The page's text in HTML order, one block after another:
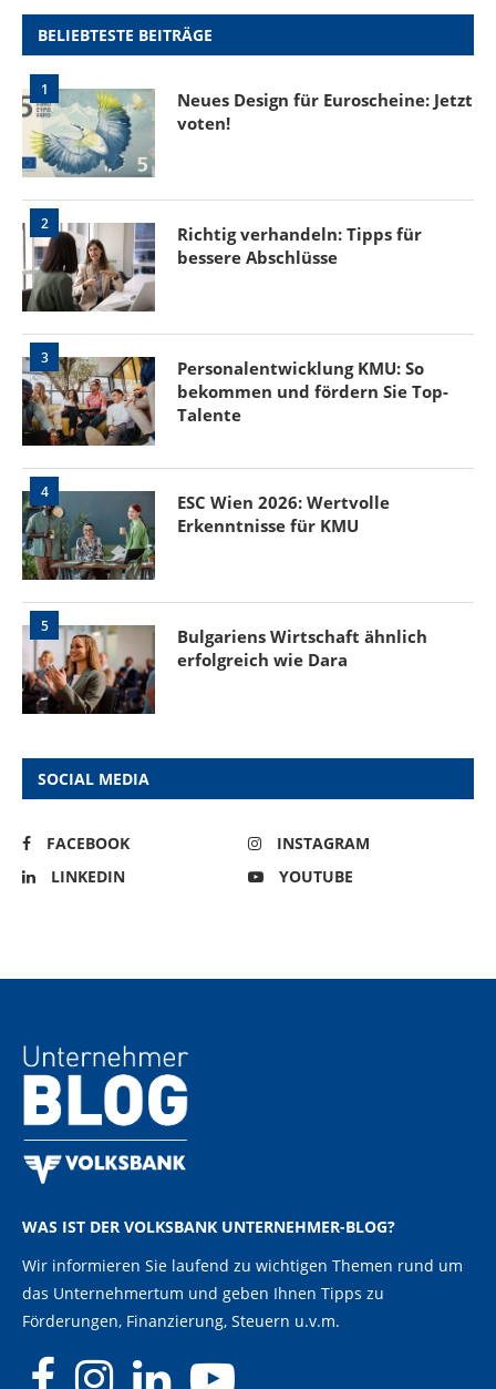
BELIEBTESTE BEITRÄGE
1
Neues Design für Euroscheine: Jetzt
voten!
2
Richtig verhandeln: Tipps für
bessere Abschlüsse
3
Personalentwicklung KMU: So
bekommen und fördern Sie Top-
Talente
4
ESC Wien 2026: Wertvolle
Erkenntnisse für KMU
5
Bulgariens Wirtschaft ähnlich
erfolgreich wie Dara
SOCIAL MEDIA
FACEBOOK
INSTAGRAM
LINKEDIN
YOUTUBE
WAS IST DER VOLKSBANK UNTERNEHMER-BLOG?
Wir informieren Sie laufend zu wichtigen Themen rund um
das Unternehmertum und geben Ihnen Tipps zu
Förderungen, Finanzierung, Steuern u.v.m.